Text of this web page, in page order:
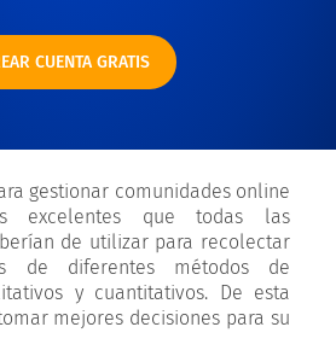
CUENTA GRATIS
gestionar comunidades online
excelentes que todas las
de utilizar para recolectar
de diferentes métodos de
y cuantitativos. De esta
mejores decisiones para su